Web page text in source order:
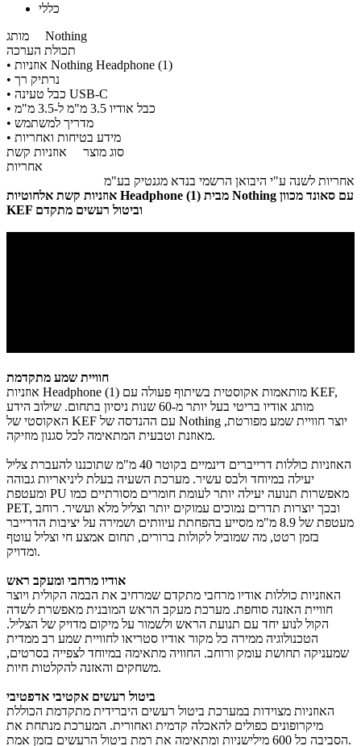
כללי
מותג Nothing
תכולת הערכה
• אוזניות Nothing Headphone (1)
• נרתיק רך
• כבל טעינה USB-C
• כבל אודיו 3.5 מ"מ ל-3.5 מ"מ
• מדריך למשתמש
• מידע בטיחות ואחריות
סוג מוצר אוזניות קשת
אחריות
אחריות לשנה ע"י היבואן הרשמי בנדא מגנטיק בע"מ
אוזניות קשת אלחוטיות Headphone (1) מבית Nothing עם סאונד מכוון
KEF וביטול רעשים מתקדם
חוויית שמע מתקדמת
אוזניות Headphone (1) מותאמות אקוסטית בשיתוף פעולה עם KEF,
מותג אודיו בריטי בעל יותר מ-60 שנות ניסיון בתחום. שילוב הידע
האקוסטי של KEF עם ההנדסה של Nothing יוצר חוויית שמע מפורטת,
מאוזנת וטבעית המתאימה לכל סגנון מוזיקה.
האוזניות כוללות דרייברים דינמיים בקוטר 40 מ"מ שתוכננו להעברת צליל
יעילה במיוחד ולבס עשיר. מערכת השעיה בעלת ליניאריות גבוהה
ומעטפת PU מאפשרות תנועה יעילה יותר לעומת חומרים מסורתיים כמו
PET, ובכך יוצרות תדרים נמוכים עמוקים יותר וצליל מלא ועשיר. רוחב
מעטפת של 8.9 מ"מ מסייע בהפחתת עיוותים ושמירה על יציבות הדרייבר
בזמן רטט, מה שמוביל לקולות ברורים, תחום אמצע חי וצליל עוטף
ומדויק.
אודיו מרחבי ומעקב ראש
האוזניות כוללות אודיו מרחבי מתקדם שמרחיב את הבמה הקולית ויוצר
חוויית האזנה סוחפת. מערכת מעקב הראש המובנית מאפשרת לשדה
הקול לנוע יחד עם תנועת הראש ולשמור על מיקום מדויק של הצליל.
הטכנולוגיה ממירה כל מקור אודיו סטריאו לחוויית שמע רב ממדית
שמעניקה תחושת עומק ורוחב. החוויה מתאימה במיוחד לצפייה בסרטים,
משחקים והאזנה להקלטות חיות.
ביטול רעשים אקטיבי אדפטיבי
האוזניות מצוידות במערכת ביטול רעשים היברידית מתקדמת הכוללת
מיקרופונים כפולים להאכלה קדמית ואחורית. המערכת מנתחת את
הסביבה כל 600 מילישניות ומתאימה את רמת ביטול הרעשים בזמן אמת.